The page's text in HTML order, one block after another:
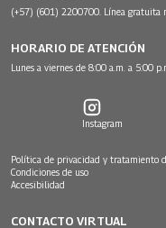
(+57) (601) 2200700. Línea gratuita
HORARIO DE ATENCIÓN
Lunes a viernes de 8:00 a.m. a 5:00
Instagram
Política de privacidad y tratamiento
Condiciones de uso
Accesibilidad
CONTACTO VIRTUAL